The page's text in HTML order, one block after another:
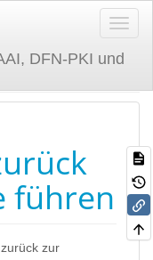
DFN-PKI und
führen
zur